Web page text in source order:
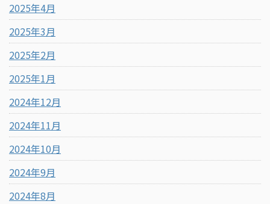
2025年4月
2025年3月
2025年2月
2025年1月
2024年12月
2024年11月
2024年10月
2024年9月
2024年8月